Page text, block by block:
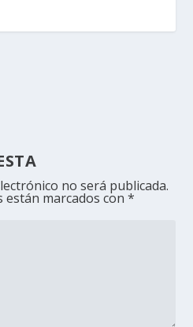
no será publicada.
están marcados con*